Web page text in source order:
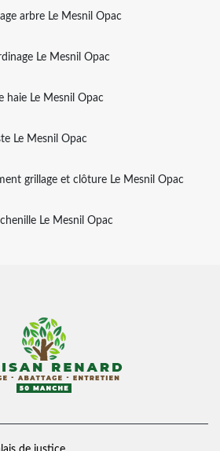
arbre Le Mesnil Opac
Le Mesnil Opac
haie Le Mesnil Opac
Le Mesnil Opac
grillage et clôture Le Mesnil Opac
Le Mesnil Opac